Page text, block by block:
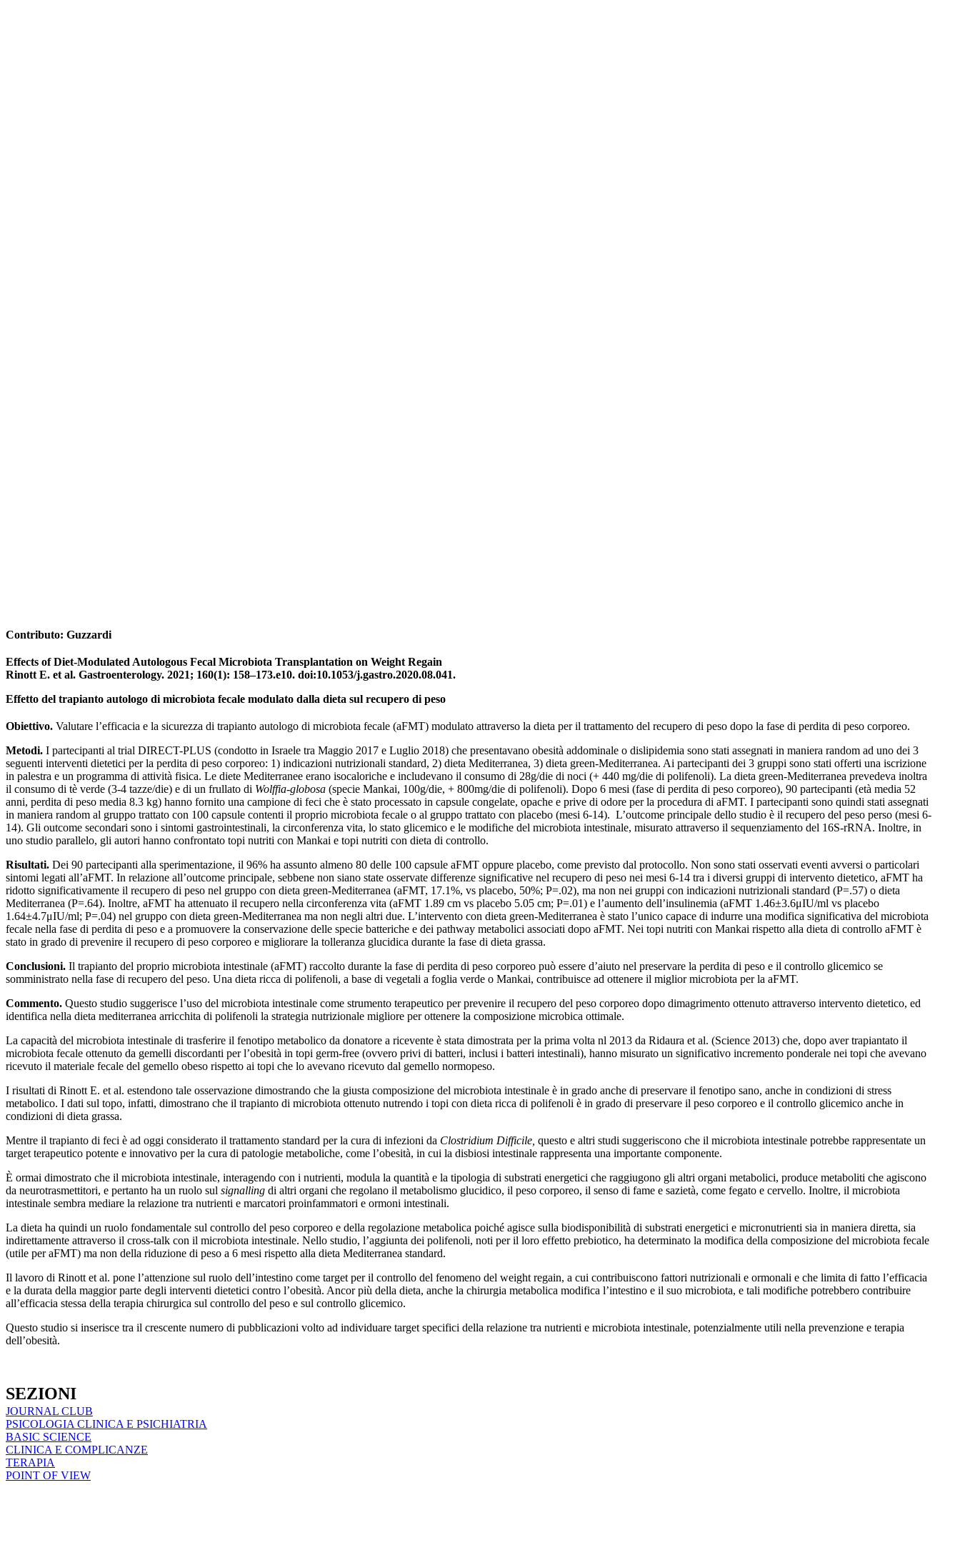
Contributo: Guzzardi
Effects of Diet-Modulated Autologous Fecal Microbiota Transplantation on Weight Regain
Rinott E. et al. Gastroenterology. 2021; 160(1): 158–173.e10. doi:10.1053/j.gastro.2020.08.041.
Effetto del trapianto autologo di microbiota fecale modulato dalla dieta sul recupero di peso
Obiettivo. Valutare l’efficacia e la sicurezza di trapianto autologo di microbiota fecale (aFMT) modulato attraverso la dieta per il trattamento del recupero di peso dopo la fase di perdita di peso corporeo.
Metodi. I partecipanti al trial DIRECT-PLUS (condotto in Israele tra Maggio 2017 e Luglio 2018) che presentavano obesità addominale o dislipidemia sono stati assegnati in maniera random ad uno dei 3
seguenti interventi dietetici per la perdita di peso corporeo: 1) indicazioni nutrizionali standard, 2) dieta Mediterranea, 3) dieta green-Mediterranea. Ai partecipanti dei 3 gruppi sono stati offerti una iscrizione
in palestra e un programma di attività fisica. Le diete Mediterranee erano isocaloriche e includevano il consumo di 28g/die di noci (+ 440 mg/die di polifenoli). La dieta green-Mediterranea prevedeva inoltra
il consumo di tè verde (3-4 tazze/die) e di un frullato di Wolffia-globosa (specie Mankai, 100g/die, + 800mg/die di polifenoli). Dopo 6 mesi (fase di perdita di peso corporeo), 90 partecipanti (età media 52
anni, perdita di peso media 8.3 kg) hanno fornito una campione di feci che è stato processato in capsule congelate, opache e prive di odore per la procedura di aFMT. I partecipanti sono quindi stati assegnati
in maniera random al gruppo trattato con 100 capsule contenti il proprio microbiota fecale o al gruppo trattato con placebo (mesi 6-14). L’outcome principale dello studio è il recupero del peso perso (mesi 6-
14). Gli outcome secondari sono i sintomi gastrointestinali, la circonferenza vita, lo stato glicemico e le modifiche del microbiota intestinale, misurato attraverso il sequenziamento del 16S-rRNA. Inoltre, in
uno studio parallelo, gli autori hanno confrontato topi nutriti con Mankai e topi nutriti con dieta di controllo.
Risultati. Dei 90 partecipanti alla sperimentazione, il 96% ha assunto almeno 80 delle 100 capsule aFMT oppure placebo, come previsto dal protocollo. Non sono stati osservati eventi avversi o particolari
sintomi legati all’aFMT. In relazione all’outcome principale, sebbene non siano state osservate differenze significative nel recupero di peso nei mesi 6-14 tra i diversi gruppi di intervento dietetico, aFMT ha
ridotto significativamente il recupero di peso nel gruppo con dieta green-Mediterranea (aFMT, 17.1%, vs placebo, 50%; P=.02), ma non nei gruppi con indicazioni nutrizionali standard (P=.57) o dieta
Mediterranea (P=.64). Inoltre, aFMT ha attenuato il recupero nella circonferenza vita (aFMT 1.89 cm vs placebo 5.05 cm; P=.01) e l’aumento dell’insulinemia (aFMT 1.46±3.6μIU/ml vs placebo
1.64±4.7μIU/ml; P=.04) nel gruppo con dieta green-Mediterranea ma non negli altri due. L’intervento con dieta green-Mediterranea è stato l’unico capace di indurre una modifica significativa del microbiota
fecale nella fase di perdita di peso e a promuovere la conservazione delle specie batteriche e dei pathway metabolici associati dopo aFMT. Nei topi nutriti con Mankai rispetto alla dieta di controllo aFMT è
stato in grado di prevenire il recupero di peso corporeo e migliorare la tolleranza glucidica durante la fase di dieta grassa.
Conclusioni. Il trapianto del proprio microbiota intestinale (aFMT) raccolto durante la fase di perdita di peso corporeo può essere d’aiuto nel preservare la perdita di peso e il controllo glicemico se
somministrato nella fase di recupero del peso. Una dieta ricca di polifenoli, a base di vegetali a foglia verde o Mankai, contribuisce ad ottenere il miglior microbiota per la aFMT.
Commento. Questo studio suggerisce l’uso del microbiota intestinale come strumento terapeutico per prevenire il recupero del peso corporeo dopo dimagrimento ottenuto attraverso intervento dietetico, ed
identifica nella dieta mediterranea arricchita di polifenoli la strategia nutrizionale migliore per ottenere la composizione microbica ottimale.
La capacità del microbiota intestinale di trasferire il fenotipo metabolico da donatore a ricevente è stata dimostrata per la prima volta nl 2013 da Ridaura et al. (Science 2013) che, dopo aver trapiantato il
microbiota fecale ottenuto da gemelli discordanti per l’obesità in topi germ-free (ovvero privi di batteri, inclusi i batteri intestinali), hanno misurato un significativo incremento ponderale nei topi che avevano
ricevuto il materiale fecale del gemello obeso rispetto ai topi che lo avevano ricevuto dal gemello normopeso.
I risultati di Rinott E. et al. estendono tale osservazione dimostrando che la giusta composizione del microbiota intestinale è in grado anche di preservare il fenotipo sano, anche in condizioni di stress
metabolico. I dati sul topo, infatti, dimostrano che il trapianto di microbiota ottenuto nutrendo i topi con dieta ricca di polifenoli è in grado di preservare il peso corporeo e il controllo glicemico anche in
condizioni di dieta grassa.
Mentre il trapianto di feci è ad oggi considerato il trattamento standard per la cura di infezioni da Clostridium Difficile, questo e altri studi suggeriscono che il microbiota intestinale potrebbe rappresentate un
target terapeutico potente e innovativo per la cura di patologie metaboliche, come l’obesità, in cui la disbiosi intestinale rappresenta una importante componente.
È ormai dimostrato che il microbiota intestinale, interagendo con i nutrienti, modula la quantità e la tipologia di substrati energetici che raggiugono gli altri organi metabolici, produce metaboliti che agiscono
da neurotrasmettitori, e pertanto ha un ruolo sul signalling di altri organi che regolano il metabolismo glucidico, il peso corporeo, il senso di fame e sazietà, come fegato e cervello. Inoltre, il microbiota
intestinale sembra mediare la relazione tra nutrienti e marcatori proinfammatori e ormoni intestinali.
La dieta ha quindi un ruolo fondamentale sul controllo del peso corporeo e della regolazione metabolica poiché agisce sulla biodisponibilità di substrati energetici e micronutrienti sia in maniera diretta, sia
indirettamente attraverso il cross-talk con il microbiota intestinale. Nello studio, l’aggiunta dei polifenoli, noti per il loro effetto prebiotico, ha determinato la modifica della composizione del microbiota fecale
(utile per aFMT) ma non della riduzione di peso a 6 mesi rispetto alla dieta Mediterranea standard.
Il lavoro di Rinott et al. pone l’attenzione sul ruolo dell’intestino come target per il controllo del fenomeno del weight regain, a cui contribuiscono fattori nutrizionali e ormonali e che limita di fatto l’efficacia
e la durata della maggior parte degli interventi dietetici contro l’obesità. Ancor più della dieta, anche la chirurgia metabolica modifica l’intestino e il suo microbiota, e tali modifiche potrebbero contribuire
all’efficacia stessa della terapia chirurgica sul controllo del peso e sul controllo glicemico.
Questo studio si inserisce tra il crescente numero di pubblicazioni volto ad individuare target specifici della relazione tra nutrienti e microbiota intestinale, potenzialmente utili nella prevenzione e terapia
dell’obesità.
SEZIONI
JOURNAL CLUB
PSICOLOGIA CLINICA E PSICHIATRIA
BASIC SCIENCE
CLINICA E COMPLICANZE
TERAPIA
POINT OF VIEW